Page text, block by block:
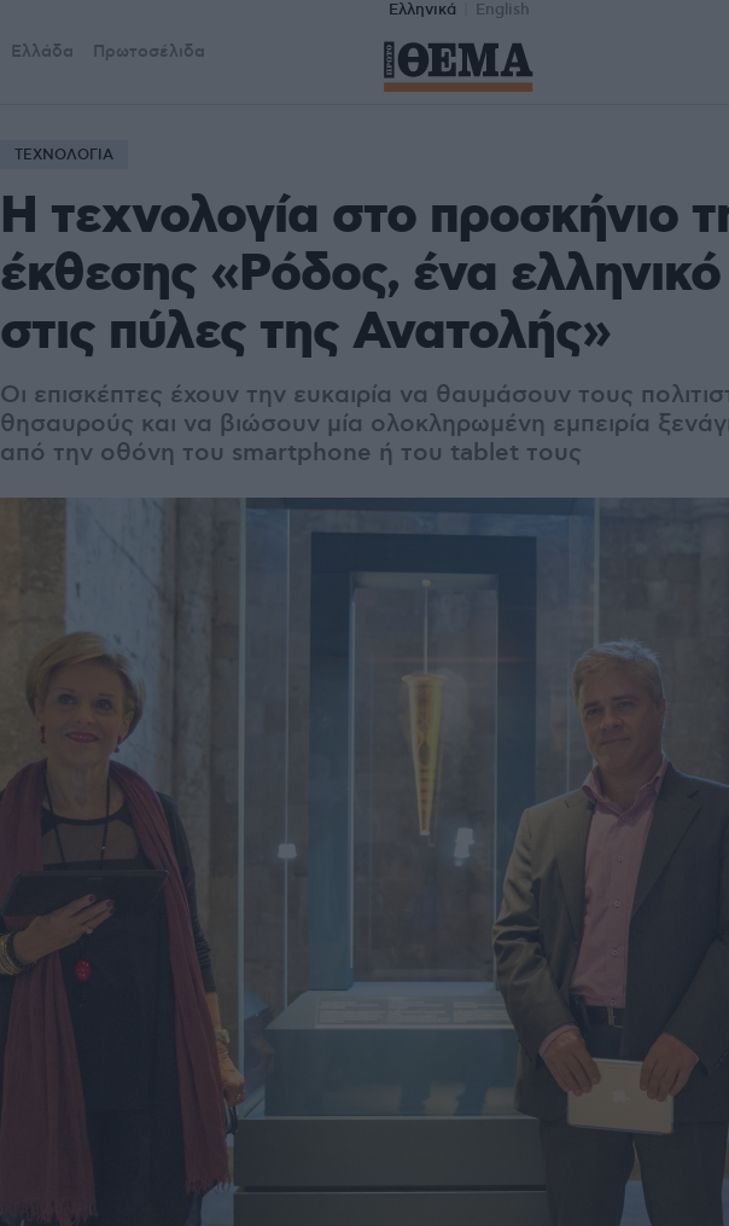
Ελληνικά English
Ελλάδα Πρωτοσέλιδα
ΤΕΧΝΟΛΟΓΙΑ
Η τεχνολογία στο προσκήνιο
έκθεσης «Ρόδος, ένα ελληνικό
στις πύλες της Ανατολής»
Οι επισκέπτες έχουν την ευκαιρία να θαυμάσουν τους
θησαυρούς και να βιώσουν μία ολοκληρωμένη εμπειρία
από την οθόνη του smartphone ή του tablet τους